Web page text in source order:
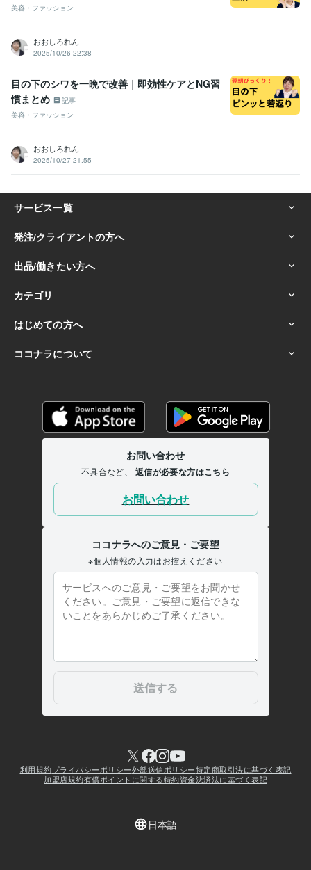
美容・ファッション
おおしろれん
2025/10/26 22:38
目の下のシワを一晩で改善｜即効性ケアとNG習
慣まとめ
記事
美容・ファッション
おおしろれん
2025/10/27 21:55